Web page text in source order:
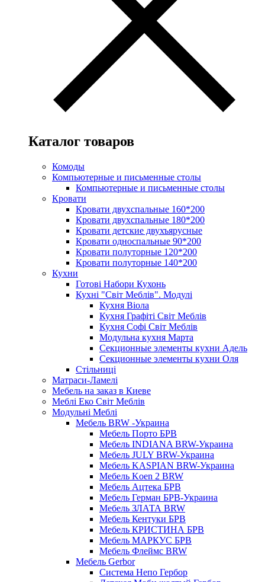
Каталог товаров
Комоды
Компьютерные и письменные столы
Компьютерные и письменные столы
Кровати
Кровати двухспальные 160*200
Кровати двухспальные 180*200
Кровати детские двухъярусные
Кровати односпальные 90*200
Кровати полуторные 120*200
Кровати полуторные 140*200
Кухни
Готові Набори Кухонь
Кухні "Світ Меблів". Модулі
Кухня Віола
Кухня Графіті Світ Меблів
Кухня Софі Світ Меблів
Модульна кухня Марта
Секционные элементы кухни Адель
Секционные элементы кухни Оля
Стільниці
Матраси-Ламелі
Мебель на заказ в Киеве
Меблі Еко Світ Меблів
Модульні Меблі
Мебель BRW -Украина
Мебель Порто БРВ
Мебель INDIANA BRW-Украина
Мебель JULY BRW-Украина
Мебель KASPIAN BRW-Украина
Мебель Koen 2 BRW
Мебель Ацтека БРВ
Мебель Герман БРВ-Украина
Мебель ЗЛАТА BRW
Мебель Кентуки БРВ
Мебель КРИСТИНА БРВ
Мебель МАРКУС БРВ
Мебель Флеймс BRW
Мебель Gerbor
Cистема Непо Гербор